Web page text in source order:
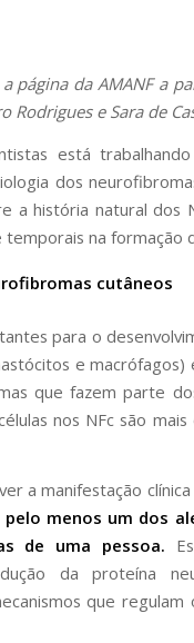
página da AMANF a
Rodrigues e Sara de
está
dos
a história natural dos
na formação
cutâneos
para o
e
que fazem parte
nos NFc são
a manifestação clínica
menos um dos
de uma pessoa.
da proteína
que